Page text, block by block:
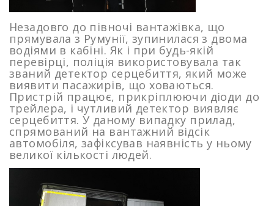
Незадовго до півночі вантажівка, що
прямувала з Румунії, зупинилася з двома
водіями в кабіні. Як і при будь-якій
перевірці, поліція використовувала так
званий детектор серцебиття, який може
виявити пасажирів, що ховаються.
Пристрій працює, прикріплюючи діоди до
трейлера, і чутливий детектор виявляє
серцебиття. У даному випадку прилад,
спрямований на вантажний відсік
автомобіля, зафіксував наявність у ньому
великої кількості людей.